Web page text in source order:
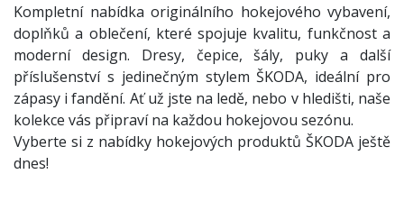
Kompletní nabídka originálního hokejového vybavení,
doplňků a oblečení, které spojuje kvalitu, funkčnost a
moderní design. Dresy, čepice, šály, puky a další
příslušenství s jedinečným stylem ŠKODA, ideální pro
zápasy i fandění. Ať už jste na ledě, nebo v hledišti, naše
kolekce vás připraví na každou hokejovou sezónu.
Vyberte si z nabídky hokejových produktů ŠKODA ještě
dnes!